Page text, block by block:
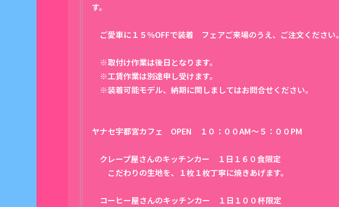
す。
ご愛車に１５％OFFで装着 フェアご来場のうえ、ご注文ください。
※取付け作業は後日となります。
※工賃作業は別途申し受けます。
※装着可能モデル、納期に関しましてはお問合せください。
ヤナセ宇都宮カフェ OPEN １０：００AM～５：００PM
クレープ屋さんのキッチンカー １日１６０食限定
こだわりの生地を、１枚１枚丁寧に焼きあげます。
コーヒー屋さんのキッチンカー １日１００杯限定